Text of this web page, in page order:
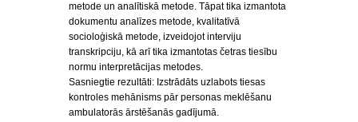
metode un analītiskā metode. Tāpat tika izmantota
dokumentu analīzes metode, kvalitatīvā
socioloģiskā metode, izveidojot interviju
transkripciju, kā arī tika izmantotas četras tiesību
normu interpretācijas metodes.
Sasniegtie rezultāti: Izstrādāts uzlabots tiesas
kontroles mehānisms pār personas meklēšanu
ambulatorās ārstēšanās gadījumā.